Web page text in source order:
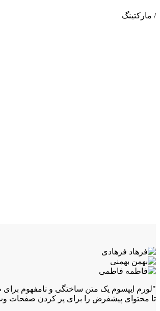
/ مارکتینگ
"لورم ایپسوم یک متن ساختگی و نامفهوم
تا محتوای پیشفرض را برای پر کردن صفحات